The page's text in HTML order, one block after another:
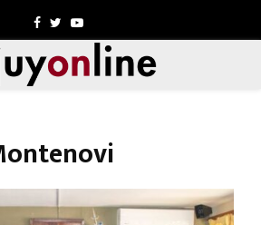
Facebook
TwitterYoutube